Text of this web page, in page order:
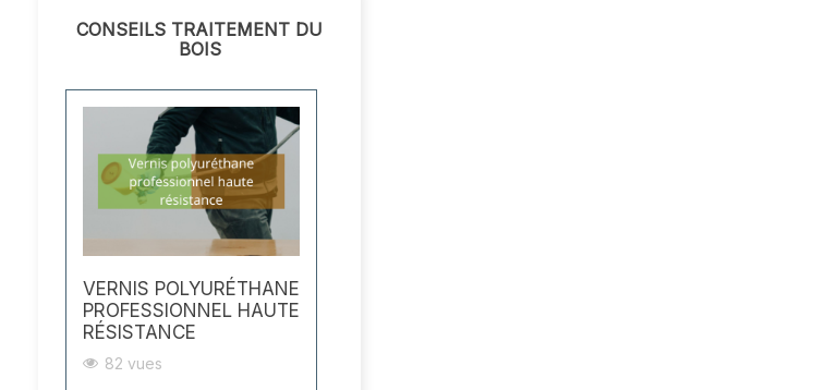
CONSEILS TRAITEMENT DU
BOIS
VERNIS POLYURÉTHANE
PROFESSIONNEL HAUTE
RÉSISTANCE
82 vues